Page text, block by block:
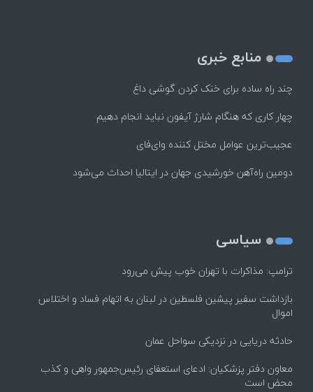
منابع خبری
چند راه‌ ساده برای خنک کردن گوشی داغ
چهار کاری که هنگام شارژ آیفون نباید انجام دهیم
عجیب‌ترین عوامل مختل کننده وای‌فای
دومین راه‌آهن خورشیدی جهان در ایتالیا احداث می‌شود
سیاسی
ترامپ: مذاکرات با تهران خوب پیش می‌رود
بازداشت سفیر پیشین فلسطین در لبنان به اتهام فساد و اختلاس
اموال
حادثه دریایی در نزدیکی سواحل عمان
معاون دفتر پزشکیان: ادعای استعفای رئیس‌جمهور واهی و کذب
محض است